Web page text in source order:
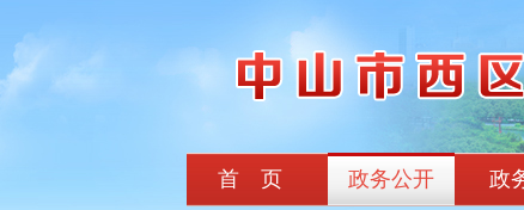
首 页 政务公开 政